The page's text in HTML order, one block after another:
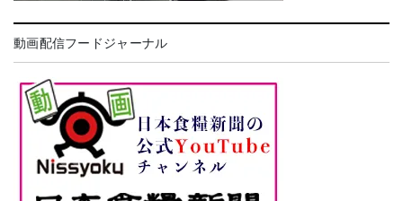
動画配信フードジャーナル